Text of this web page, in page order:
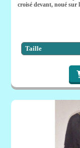
croisé devant, noué sur